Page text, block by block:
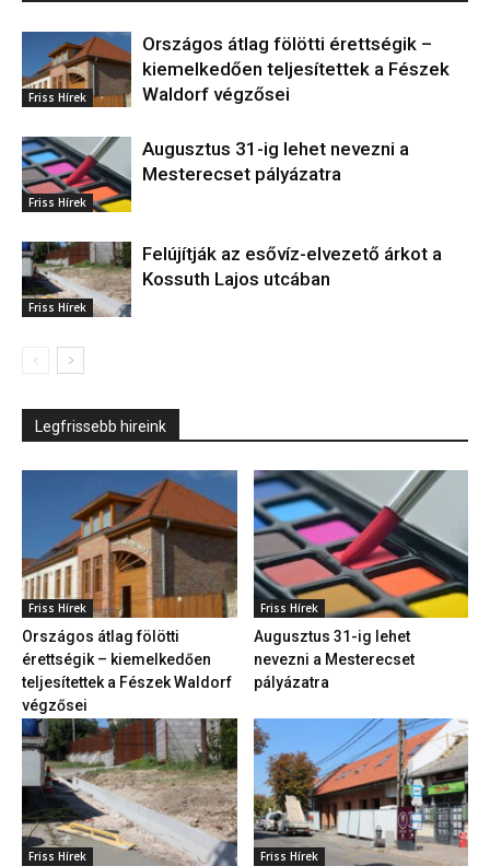
Friss Hírek
Országos átlag fölötti érettségik –
kiemelkedően teljesítettek a Fészek
Waldorf végzősei
Friss Hírek
Augusztus 31-ig lehet nevezni a
Mesterecset pályázatra
Friss Hírek
Felújítják az esővíz-elvezető árkot a
Kossuth Lajos utcában
Legfrissebb hireink
Friss Hírek
Országos átlag fölötti
érettségik – kiemelkedően
teljesítettek a Fészek Waldorf
végzősei
Friss Hírek
Augusztus 31-ig lehet
nevezni a Mesterecset
pályázatra
Friss Hírek Friss Hírek